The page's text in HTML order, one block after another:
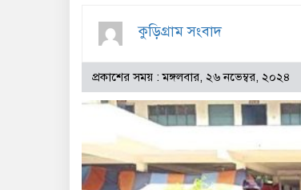
কুড়িগ্রাম সংবাদ
প্রকাশের সময় : মঙ্গলবার, ২৬ নভেম্বর, ২০২৪